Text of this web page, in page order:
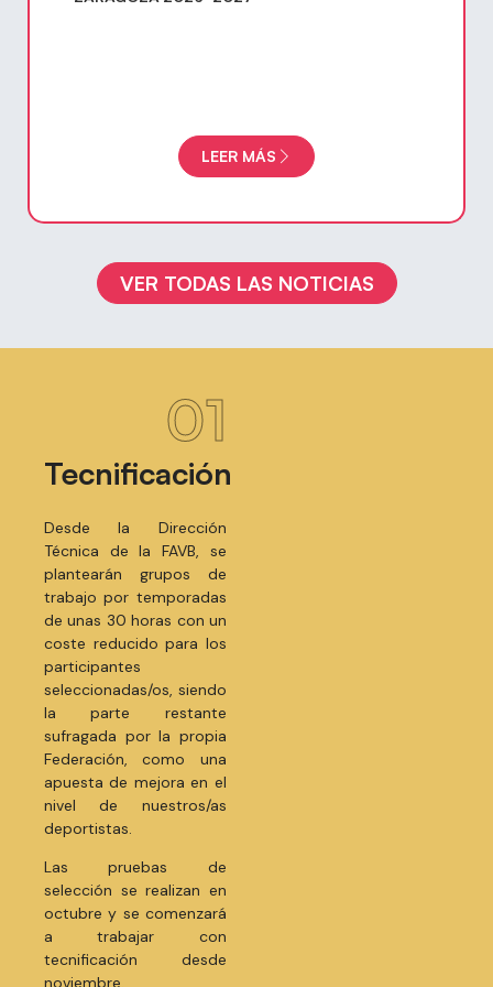
LEER MÁS
VER TODAS LAS NOTICIAS
01
Tecnificación
Desde la Dirección
Técnica de la FAVB, se
plantearán grupos de
trabajo por temporadas
de unas 30 horas con un
coste reducido para los
participantes
seleccionadas/os, siendo
la parte restante
sufragada por la propia
Federación, como una
apuesta de mejora en el
nivel de nuestros/as
deportistas.
Las pruebas de
selección se realizan en
octubre y se comenzará
a trabajar con
tecnificación desde
noviembre.